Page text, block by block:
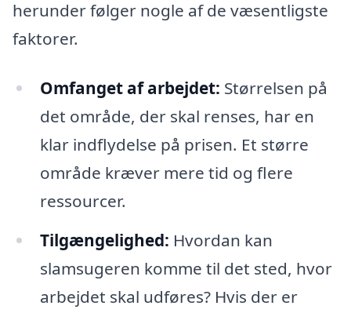
herunder følger nogle af de væsentligste
faktorer.
Omfanget af arbejdet: Størrelsen på
det område, der skal renses, har en
klar indflydelse på prisen. Et større
område kræver mere tid og flere
ressourcer.
Tilgængelighed: Hvordan kan
slamsugeren komme til det sted, hvor
arbejdet skal udføres? Hvis der er